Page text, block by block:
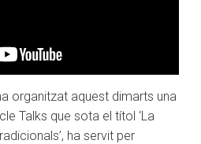
organitzat aquest dimarts una
Talks que sota el títol ‘La
ha servit per